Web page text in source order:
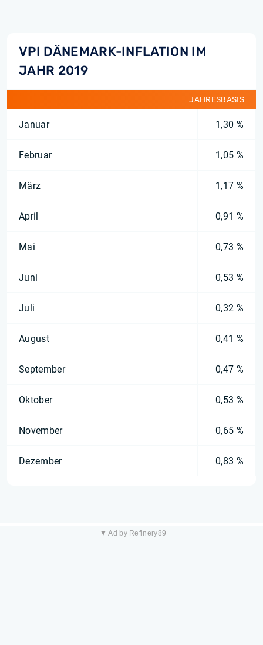
VPI DÄNEMARK-INFLATION IM
JAHR 2019
JAHRESBASIS
Januar 1,30 %
Februar 1,05 %
März 1,17 %
April 0,91 %
Mai 0,73 %
Juni 0,53 %
Juli 0,32 %
August 0,41 %
September 0,47 %
Oktober 0,53 %
November 0,65 %
Dezember 0,83 %
▼ Ad by Refinery89